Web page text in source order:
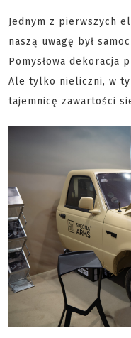
Jednym z pierwszych
naszą uwagę był
Pomysłowa dekoracja
Ale tylko nieliczni, w
tajemnicę zawartości